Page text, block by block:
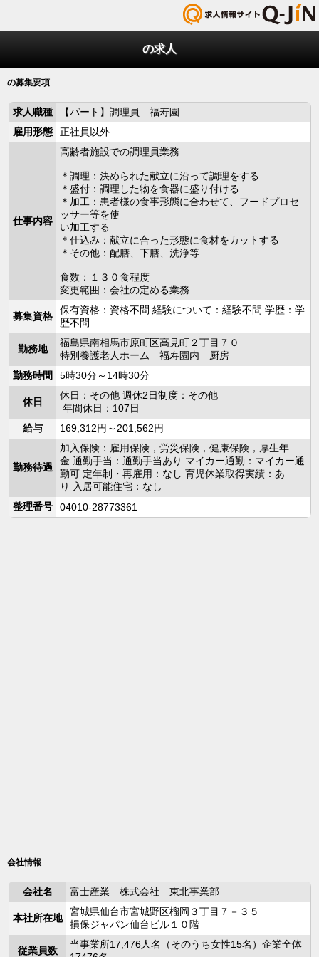
の求人
の募集要項
求人職種
【パート】調理員 福寿園
雇用形態
正社員以外
仕事内容
高齢者施設での調理員業務
＊調理：決められた献立に沿って調理をする
＊盛付：調理した物を食器に盛り付ける
＊加工：患者様の食事形態に合わせて、フードプロセ
ッサー等を使
い加工する
＊仕込み：献立に合った形態に食材をカットする
＊その他：配膳、下膳、洗浄等
食数：１３０食程度
変更範囲：会社の定める業務
募集資格
保有資格：資格不問 経験について：経験不問 学歴：学
歴不問
勤務地
福島県南相馬市原町区高見町２丁目７０
特別養護老人ホーム 福寿園内 厨房
勤務時間
5時30分～14時30分
休日
休日：その他 週休2日制度：その他
年間休日：107日
給与
169,312円～201,562円
勤務待遇
加入保険：雇用保険，労災保険，健康保険，厚生年
金 通勤手当：通勤手当あり マイカー通勤：マイカー通
勤可 定年制・再雇用：なし 育児休業取得実績：あ
り 入居可能住宅：なし
整理番号
04010-28773361
会社情報
会社名 富士産業 株式会社 東北事業部
本社所在地
宮城県仙台市宮城野区榴岡３丁目７－３５
損保ジャパン仙台ビル１０階
従業員数
当事業所17,476人名（そのうち女性15名）企業全体